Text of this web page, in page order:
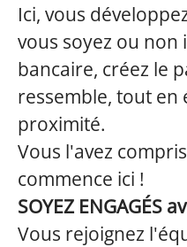
Ici, vous
vous soyez ou non
bancaire, créez le
ressemble, tout en
proximité.
Vous l'avez
commence ici !
SOYEZ ENGAGÉS
Vous rejoignez